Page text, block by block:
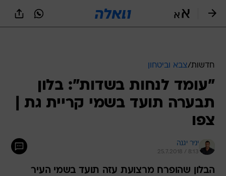
חדשות/צבא וביטחון
"עומד לנחות בשדות": בלון
תבערה תועד בשמי קריית גת |
צפו
יניר יגנה
25.7.2018 / 8:13
הבלון שהופרח מרצועת עזה תועד בשמי העיר